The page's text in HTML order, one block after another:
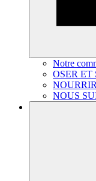
Notre
OSER ET
NOUS